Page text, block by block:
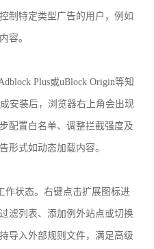
制特定类型广告的用户，例如
容。
Plus或uBlock Origin等知
安装后，浏览器右上角会出现
配置白名单、调整拦截强度及
形式如动态加载内容。
作状态。右键点击扩展图标进
滤列表、添加例外站点或切换
导入外部规则文件，满足高级